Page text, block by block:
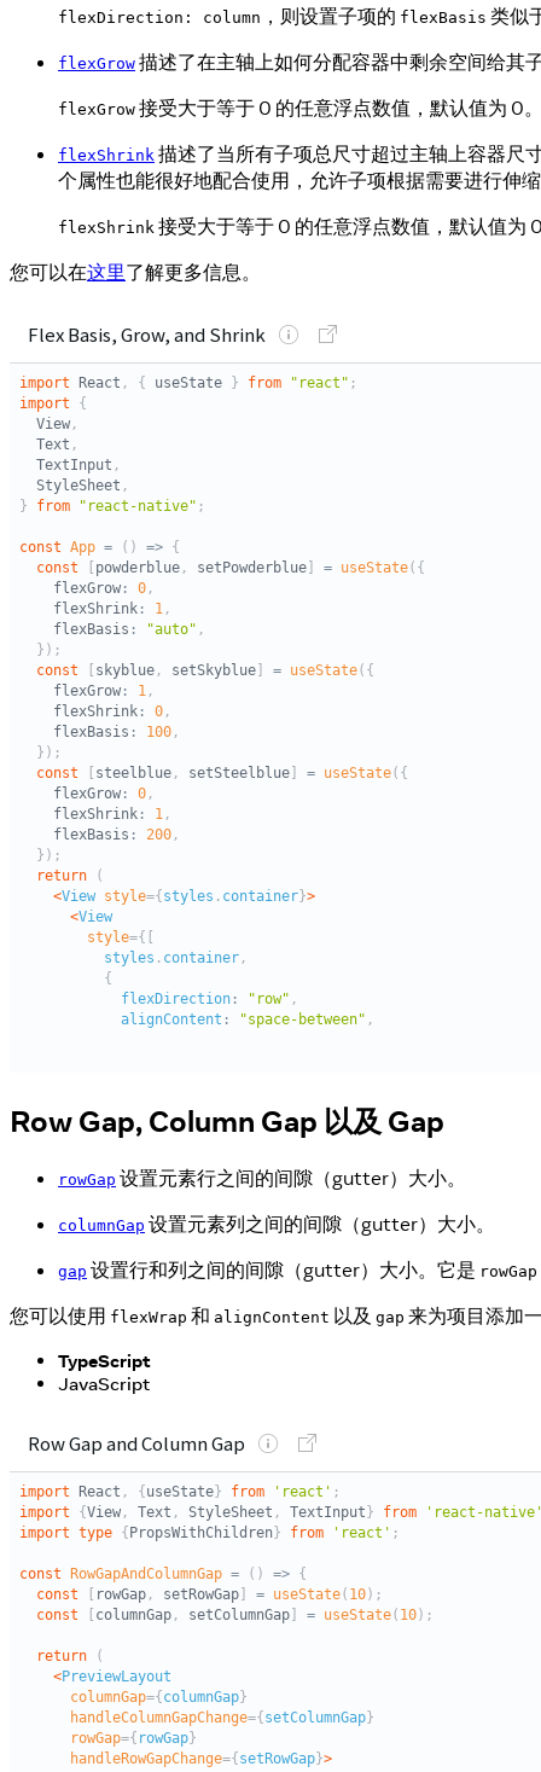
flexDirection: column ，则设置子项的 flexBasis 类似
flexGrow 描述了在主轴上如何分配容器中剩余空间给其
flexGrow 接受大于等于 0 的任意浮点数值，默认值为 0
flexShrink 描述了当所有子项总尺寸超过主轴上容器尺
个属性也能很好地配合使用，允许子项根据需要进行伸
flexShrink 接受大于等于 0 的任意浮点数值，默认值为
您可以在这里了解更多信息。
Row Gap, Column Gap 以及 Gap
rowGap 设置元素行之间的间隙（gutter）大小。
columnGap 设置元素列之间的间隙（gutter）大小。
gap 设置行和列之间的间隙（gutter）大小。它是 rowGap
您可以使用 flexWrap 和 alignContent 以及 gap 来为项目添加
TypeScript
JavaScript